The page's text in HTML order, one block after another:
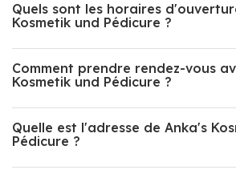
Quels sont les horaires
Kosmetik und Pédicure ?
Comment prendre rendez-vous
Kosmetik und Pédicure ?
Quelle est l'adresse de Anka's
Pédicure ?